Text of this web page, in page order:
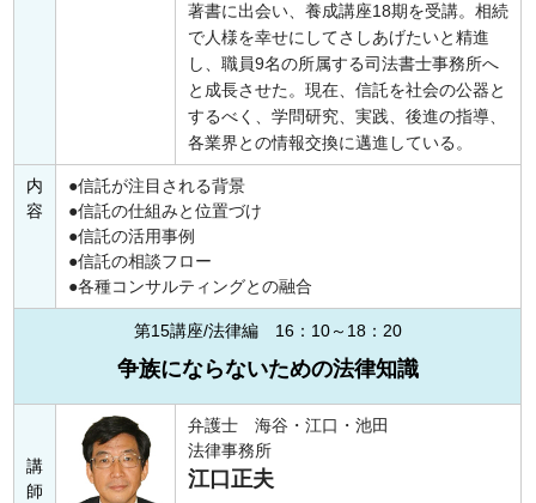
著書に出会い、養成講座18期を受講。相続
で人様を幸せにしてさしあげたいと精進
し、職員9名の所属する司法書士事務所へ
と成長させた。現在、信託を社会の公器と
するべく、学問研究、実践、後進の指導、
各業界との情報交換に邁進している。
内
容
信託が注目される背景
信託の仕組みと位置づけ
信託の活用事例
信託の相談フロー
各種コンサルティングとの融合
第15講座/法律編 16：10～18：20
争族にならないための法律知識
講
師
弁護士 海谷・江口・池田
法律事務所
江口正夫